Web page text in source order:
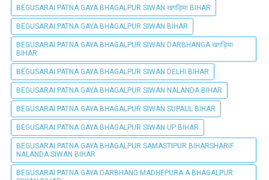
BEGUSARAI PATNA GAYA BHAGALPUR SIWAN खगड़िया BIHAR
BEGUSARAI PATNA GAYA BHAGALPUR SIWAN BIHAR
BEGUSARAI PATNA GAYA BHAGALPUR SIWAN DARBHANGA खगड़िया
BIHAR
BEGUSARAI PATNA GAYA BHAGALPUR SIWAN DELHI BIHAR
BEGUSARAI PATNA GAYA BHAGALPUR SIWAN NALANDA BIHAR
BEGUSARAI PATNA GAYA BHAGALPUR SIWAN SUPAUL BIHAR
BEGUSARAI PATNA GAYA BHAGALPUR SIWAN UP BIHAR
BEGUSARAI PATNA GAYA BHAGALPUR SAMASTIPUR BIHARSHARIF
NALANDA SIWAN BIHAR
BEGUSARAI PATNA GAYA DARBHANG MADHEPURA A BHAGALPUR